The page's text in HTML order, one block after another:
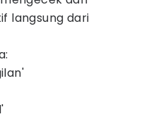
langsung dari